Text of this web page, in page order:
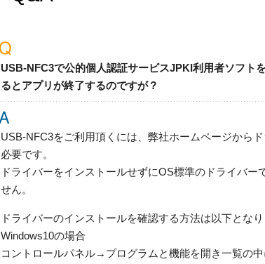
USB-NFC3で公的個人認証サービスJPKI利用者ソフト
るとアプリが終了するのですが？
USB-NFC3をご利用頂くには、弊社ホームページから
必要です。
ドライバーをインストールせずにOS標準のドライバー
せん。
ドライバーのインストールを確認する方法は以下となり
Windows10の場合
コントロールパネル→プログラムと機能を開き一覧の